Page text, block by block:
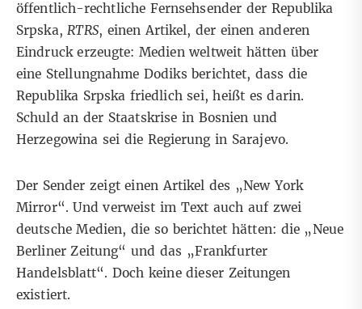
öffentlich-rechtliche Fernsehsender der Republika
Srpska,RTRS, einen Artikel, der einen anderen
Eindruck erzeugte: Medien weltweit hätten über
eine Stellungnahme Dodiks berichtet, dass die
Republika Srpska friedlich sei, heißt es darin.
Schuld an der Staatskrise in Bosnien und
Herzegowina sei die Regierung in Sarajevo.
Der Sender zeigt einen Artikel des „New York
Mirror“. Und verweist im Text auch auf zwei
deutsche Medien, die so berichtet hätten: die „Neue
Berliner Zeitung“ und das „Frankfurter
Handelsblatt“. Doch keine dieser Zeitungen
existiert.